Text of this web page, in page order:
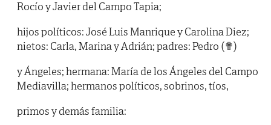
Rocío y Javier del Campo Tapia;
hijos políticos: José Luis Manrique y Carolina Diez;
nietos: Carla, Marina y Adrián; padres: Pedro (✟)
y Ángeles; hermana: María de los Ángeles del Campo
Mediavilla; hermanos políticos, sobrinos, tíos,
primos y demás familia: